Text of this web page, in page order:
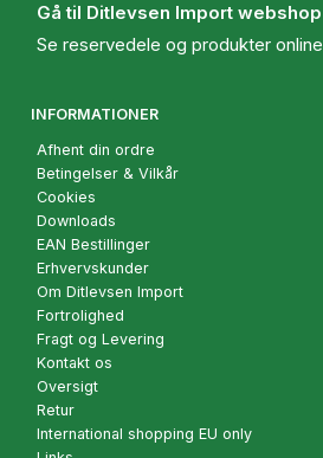
Gå til Ditlevsen Import webshop
Se reservedele og produkter online
INFORMATIONER
Afhent din ordre
Betingelser & Vilkår
Cookies
Downloads
EAN Bestillinger
Erhvervskunder
Om Ditlevsen Import
Fortrolighed
Fragt og Levering
Kontakt os
Oversigt
Retur
International shopping EU only